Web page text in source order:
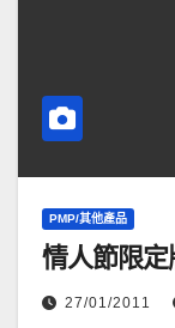
PMP/其他產品
情人節限
27/01/2011